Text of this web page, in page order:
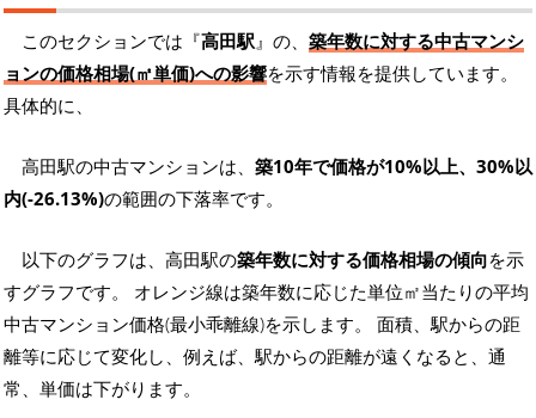
このセクションでは『高田駅』の、 築年数に対する中古マンシ
ョンの価格相場(㎡単価)への影響を示す情報を提供しています。
具体的に、
高田駅の中古マンションは、 築10年で価格が10%以上、30%以
内(-26.13%)の範囲の下落率です。
以下のグラフは、高田駅の築年数に対する価格相場の傾向を示
すグラフです。 オレンジ線は築年数に応じた単位㎡当たりの平均
中古マンション価格(最小乖離線)を示します。 面積、駅からの距
離等に応じて変化し、例えば、駅からの距離が遠くなると、通
常、単価は下がります。